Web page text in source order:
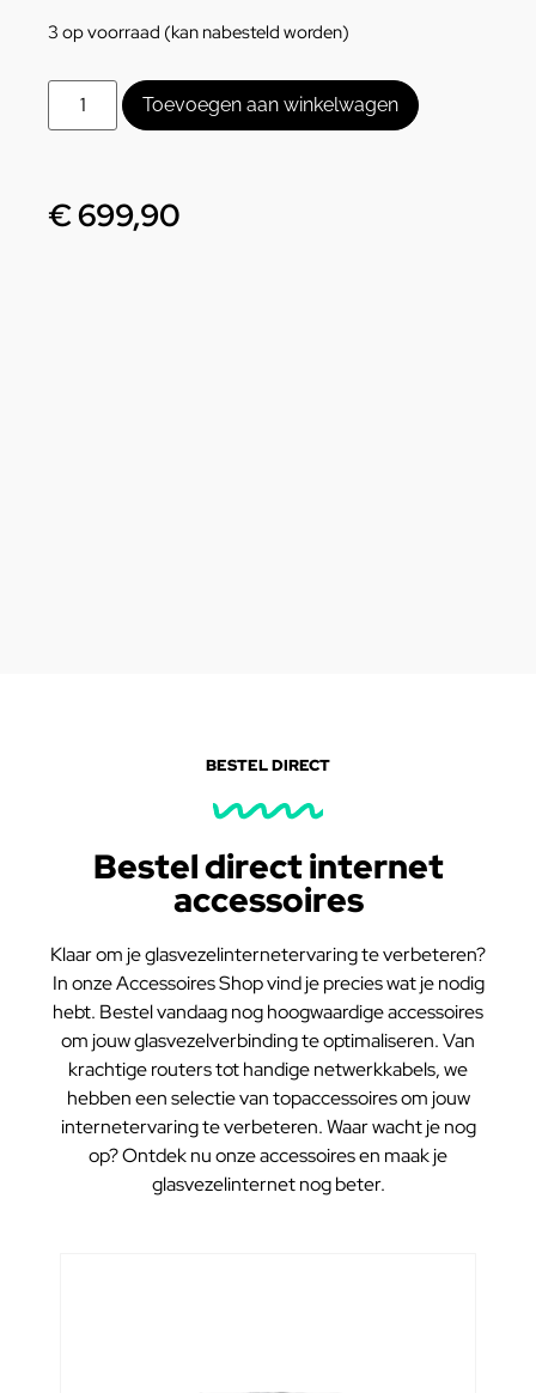
3 op voorraad (kan nabesteld worden)
Toevoegen aan winkelwagen
€699,90
BESTEL DIRECT
Bestel direct internet
accessoires
Klaar om je glasvezelinternetervaring te verbeteren?
In onze Accessoires Shop vind je precies wat je nodig
hebt. Bestel vandaag nog hoogwaardige accessoires
om jouw glasvezelverbinding te optimaliseren. Van
krachtige routers tot handige netwerkkabels, we
hebben een selectie van topaccessoires om jouw
internetervaring te verbeteren. Waar wacht je nog
op? Ontdek nu onze accessoires en maak je
glasvezelinternet nog beter.